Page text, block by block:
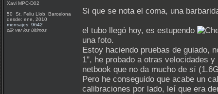
Xavi MPC-D02
50 St. Feliu Llob. Barcelona
desde: ene, 2010
mensajes: 9642
clik ver los últimos
Si que se nota el coma, una
el tubo llegó hoy, es estupendo
una foto.
Estoy haciendo pruebas de guiado,
1", he probado a otras velocidades
netbook que no da mucho de sí
Pero he conseguido que acabe un
calibraciones por lado, leí que era